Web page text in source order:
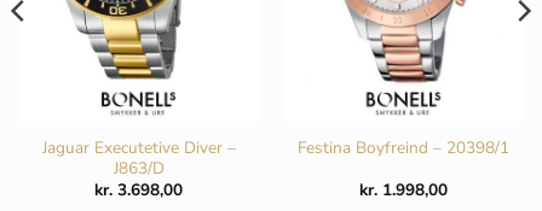
Jaguar Executetive Diver –
J863/D
kr. 3.698,00
Festina Boyfreind – 20398/1
kr. 1.998,00